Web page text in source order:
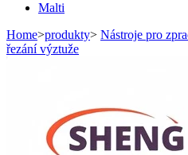
Malti
Home>produkty> Nástroje pro
řezání výztuže